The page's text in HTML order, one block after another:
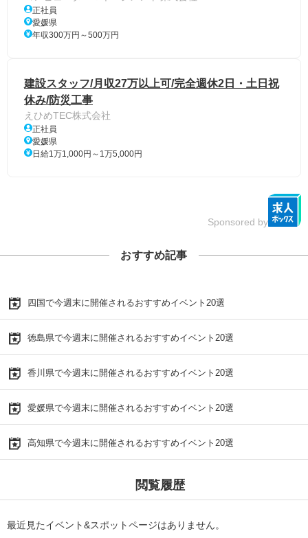
正社員
愛媛県
年収300万円～500万円
建設スタッフ/月収27万以上可/完全週休2日・土日祝
休み/防災工事
えひめTEC株式会社
正社員
愛媛県
日給1万1,000円～1万5,000円
Sponsored by
おすすめ記事
四国で今週末に開催されるおすすめイベント20選
徳島県で今週末に開催されるおすすめイベント20選
香川県で今週末に開催されるおすすめイベント20選
愛媛県で今週末に開催されるおすすめイベント20選
高知県で今週末に開催されるおすすめイベント20選
閲覧履歴
最近見たイベント&スポットページはありません。